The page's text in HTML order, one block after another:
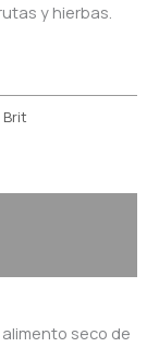
y hierbas.
Brit
alimento seco de